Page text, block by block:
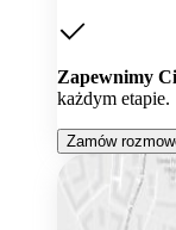
Zapewnimy
każdym etapie.
Zamów